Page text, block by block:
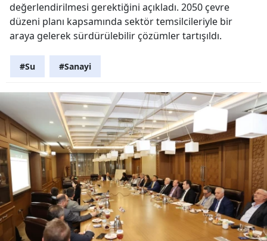
değerlendirilmesi gerektiğini açıkladı. 2050 çevre
düzeni planı kapsamında sektör temsilcileriyle bir
araya gelerek sürdürülebilir çözümler tartışıldı.
#Su #Sanayi